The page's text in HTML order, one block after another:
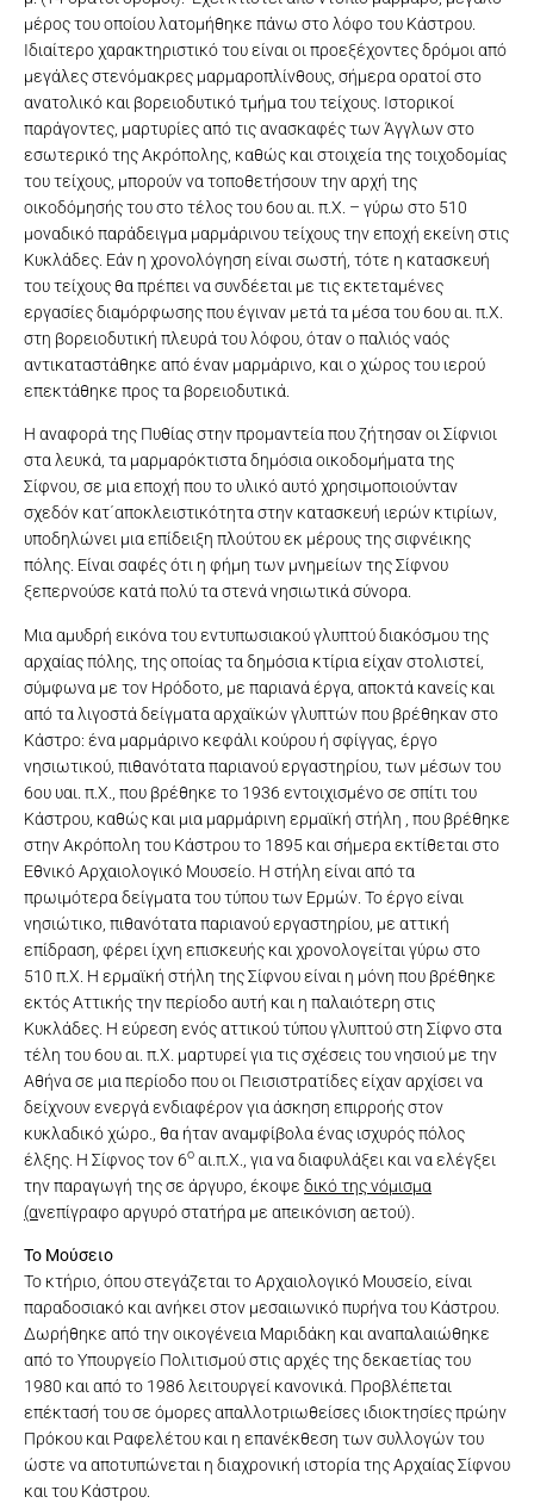
µέρος του οποίου λατοµήθηκε πάνω στο λόφο του Κάστρου.
Ιδιαίτερο χαρακτηριστικό του είναι οι προεξέχοντες δρόµοι από
µεγάλες στενόµακρες µαρµαροπλίνθους, σήµερα ορατοί στο
ανατολικό και βορειοδυτικό τµήµα του τείχους. Ιστορικοί
παράγοντες, µαρτυρίες από τις ανασκαφές των Άγγλων στο
εσωτερικό της Ακρόπολης, καθώς και στοιχεία της τοιχοδοµίας
του τείχους, µπορούν να τοποθετήσουν την αρχή της
οικοδόµησής του στο τέλος του 6ου αι. π.Χ. – γύρω στο 510
µοναδικό παράδειγµα µαρµάρινου τείχους την εποχή εκείνη στις
Κυκλάδες. Εάν η χρονολόγηση είναι σωστή, τότε η κατασκευή
του τείχους θα πρέπει να συνδέεται µε τις εκτεταµένες
εργασίες διαµόρφωσης που έγιναν µετά τα µέσα του 6ου αι. π.Χ.
στη βορειοδυτική πλευρά του λόφου, όταν ο παλιός ναός
αντικαταστάθηκε από έναν µαρµάρινο, και ο χώρος του ιερού
επεκτάθηκε προς τα βορειοδυτικά.
Η αναφορά της Πυθίας στην προμαντεία που ζήτησαν οι Σίφνιοι
στα λευκά, τα µαρµαρόκτιστα δηµόσια οικοδοµήµατα της
Σίφνου, σε µια εποχή που το υλικό αυτό χρησιµοποιούνταν
σχεδόν κατ΄αποκλειστικότητα στην κατασκευή ιερών κτιρίων,
υποδηλώνει µια επίδειξη πλούτου εκ µέρους της σιφνέικης
πόλης. Είναι σαφές ότι η φήµη των µνηµείων της Σίφνου
ξεπερνούσε κατά πολύ τα στενά νησιωτικά σύνορα.
Μια αµυδρή εικόνα του εντυπωσιακού γλυπτού διακόσµου της
αρχαίας πόλης, της οποίας τα δηµόσια κτίρια είχαν στολιστεί,
σύµφωνα µε τον Ηρόδοτο, µε παριανά έργα, αποκτά κανείς και
από τα λιγοστά δείγµατα αρχαϊκών γλυπτών που βρέθηκαν στο
Κάστρο: ένα µαρµάρινο κεφάλι κούρου ή σφίγγας, έργο
νησιωτικού, πιθανότατα παριανού εργαστηρίου, των µέσων του
6ου υαι. π.Χ., που βρέθηκε το 1936 εντοιχισµένο σε σπίτι του
Κάστρου, καθώς και µια µαρµάρινη ερµαϊκή στήλη , που βρέθηκε
στην Ακρόπολη του Κάστρου το 1895 και σήµερα εκτίθεται στο
Εθνικό Αρχαιολογικό Μουσείο. Η στήλη είναι από τα
πρωιµότερα δείγµατα του τύπου των Ερµών. Το έργο είναι
νησιώτικο, πιθανότατα παριανού εργαστηρίου, µε αττική
επίδραση, φέρει ίχνη επισκευής και χρονολογείται γύρω στο
510 π.Χ. Η ερµαϊκή στήλη της Σίφνου είναι η µόνη που βρέθηκε
εκτός Αττικής την περίοδο αυτή και η παλαιότερη στις
Κυκλάδες. Η εύρεση ενός αττικού τύπου γλυπτού στη Σίφνο στα
τέλη του 6ου αι. π.Χ. µαρτυρεί για τις σχέσεις του νησιού µε την
Αθήνα σε µια περίοδο που οι Πεισιστρατίδες είχαν αρχίσει να
δείχνουν ενεργά ενδιαφέρον για άσκηση επιρροής στον
κυκλαδικό χώρο., θα ήταν αναµφίβολα ένας ισχυρός πόλος
έλξης. Η Σίφνος τον 6ο αι.π.Χ., για να διαφυλάξει και να ελέγξει
την παραγωγή της σε άργυρο, έκοψε δικό της νόμισμα
(ανεπίγραφο αργυρό στατήρα με απεικόνιση αετού).
To Μούσειο
Το κτήριο, όπου στεγάζεται το Αρχαιολογικό Μουσείο, είναι
παραδοσιακό και ανήκει στον μεσαιωνικό πυρήνα του Κάστρου.
Δωρήθηκε από την οικογένεια Μαριδάκη και αναπαλαιώθηκε
από το Υπουργείο Πολιτισμού στις αρχές της δεκαετίας του
1980 και από το 1986 λειτουργεί κανονικά. Προβλέπεται
επέκτασή του σε όμορες απαλλοτριωθείσες ιδιοκτησίες πρώην
Πρόκου και Ραφελέτου και η επανέκθεση των συλλογών του
ώστε να αποτυπώνεται η διαχρονική ιστορία της Αρχαίας Σίφνου
και του Κάστρου.